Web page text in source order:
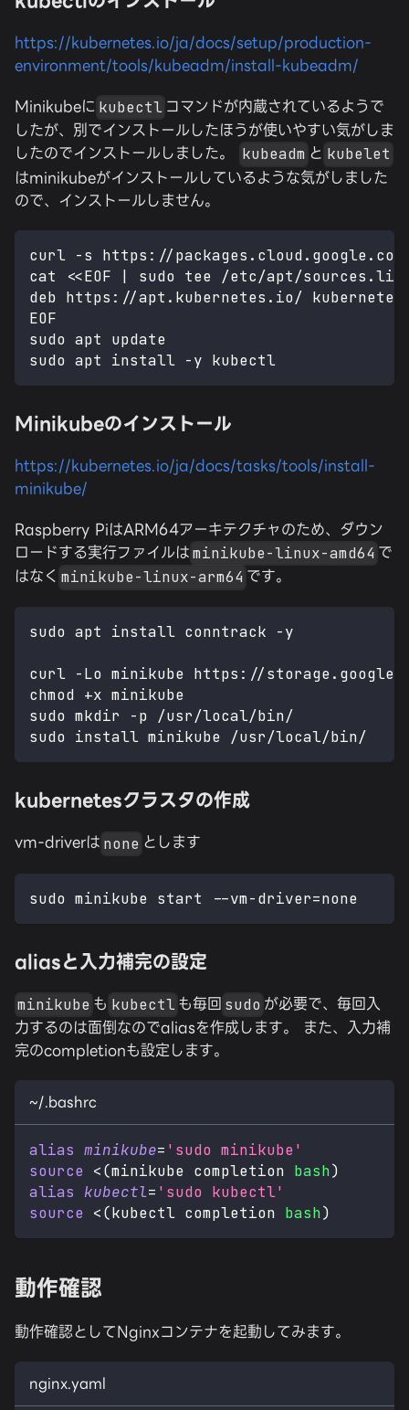
https://kubernetes.io/ja/docs/setup/production-
environment/tools/kubeadm/install-kubeadm/
Minikubeに kubectl コマンドが内蔵されているようで
したが、別でインストールしたほうが使いやすい気がしま
したのでインストールしました。
kubeadm と kubelet
はminikubeがインストールしているような気がしました
ので、インストールしません。
curl -s https://
cat <<EOF | sudo tee /etc/apt/
deb https://apt.kubernetes.io/
EOF
sudo apt update
sudo apt install -y kubectl
Minikubeのインストール
https://kubernetes.io/ja/docs/tasks/tools/install-
minikube/
Raspberry PiはARM64アーキテクチャのため、ダウン
ロードする実行ファイルはminikube-linux-amd64 で
はなく minikube-linux-arm64 です。
sudo apt install conntrack -y
curl -Lo minikube https://
chmod +x minikube
sudo mkdir -p /usr/local/bin/
sudo install minikube /usr/local/bin/
kubernetesクラスタの作成
vm-driverは none とします
sudo minikube start --vm-driver=none
aliasと入力補完の設定
minikube も kubectl も毎回 sudo が必要で、毎回入
力するのは面倒なのでaliasを作成します。 また、入力補
完のcompletionも設定します。
~/.bashrc
alias minikube= 'sudo minikube'
source <(minikube completion bash)
alias
kubectl= 'sudo kubectl'
source <(kubectl completion bash)
動作確認
動作確認としてNginxコンテナを起動してみます。
nginx.yaml